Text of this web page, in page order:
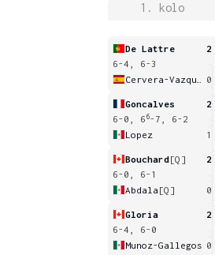
1. kolo
De Lattre
2
6-4, 6-3
0
Goncalves
2
6-0, 6 6-7, 6-2
Lopez
1
Bouchard[Q]
2
6-0, 6-1
Abdala [Q] 0
Gloria
2
6-4, 6-0
Munoz-Gallegos 0